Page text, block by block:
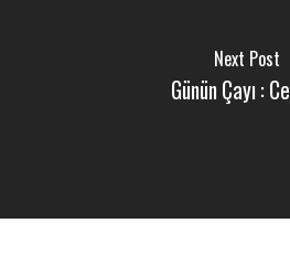
Next Post
Günün Çayı :